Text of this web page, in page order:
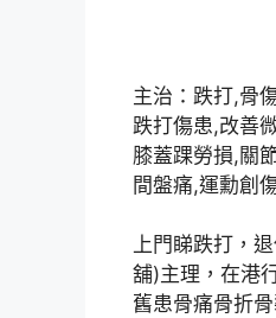
主治：跌打,骨
跌打傷患,改善
膝蓋踝勞損,關
間盤痛,運勳創
上門睇跌打，
舖)主理， 在港
舊患骨痛骨折骨